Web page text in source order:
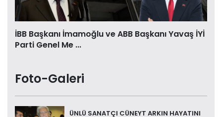
İBB Başkanı İmamoğlu ve ABB Başkanı Yavaş İYİ
Parti Genel Me ...
Foto-Galeri
ÜNLÜ SANATÇI CÜNEYT ARKIN HAYATINI